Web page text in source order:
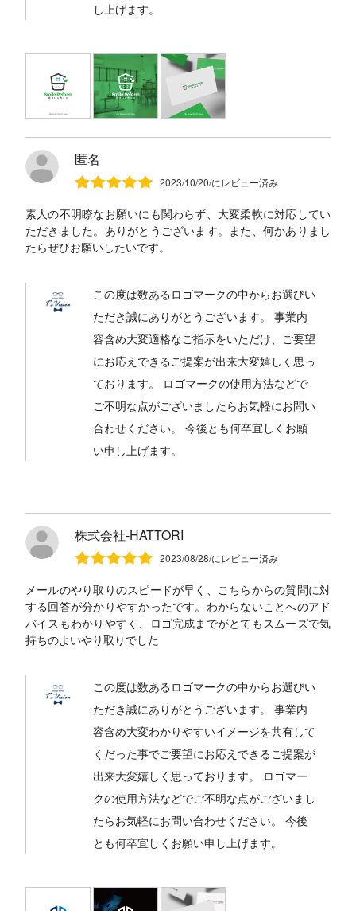
し上げます。
匿名
2023/10/20/にレビュー済み
素人の不明瞭なお願いにも関わらず、大変柔軟に対応してい
ただきました。ありがとうございます。また、何かありまし
たらぜひお願いしたいです。
この度は数あるロゴマークの中からお選びい
ただき誠にありがとうございます。 事業内
容含め大変適格なご指示をいただけ、ご要望
にお応えできるご提案が出来大変嬉しく思っ
ております。 ロゴマークの使用方法などで
ご不明な点がございましたらお気軽にお問い
合わせください。 今後とも何卒宜しくお願
い申し上げます。
株式会社-HATTORI
2023/08/28/にレビュー済み
メールのやり取りのスピードが早く、こちらからの質問に対
する回答が分かりやすかったです。わからないことへのアド
バイスもわかりやすく、ロゴ完成までがとてもスムーズで気
持ちのよいやり取りでした
この度は数あるロゴマークの中からお選びい
ただき誠にありがとうございます。 事業内
容含め大変わかりやすいイメージを共有して
くだった事でご要望にお応えできるご提案が
出来大変嬉しく思っております。 ロゴマー
クの使用方法などでご不明な点がございまし
たらお気軽にお問い合わせください。 今後
とも何卒宜しくお願い申し上げます。